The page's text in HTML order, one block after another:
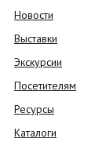
Новости
Выставки
Экскурсии
Посетителям
Ресурсы
Каталоги